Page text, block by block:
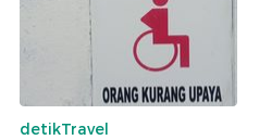
detikTravel